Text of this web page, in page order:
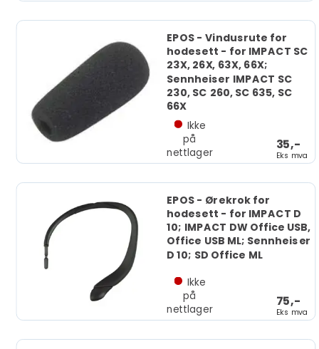
EPOS - Vindusrute for
hodesett - for IMPACT SC
23X, 26X, 63X, 66X;
Sennheiser IMPACT SC
230, SC 260, SC 635, SC
66X
35,-
Eks mva
Ikke
på
nettlager
EPOS - Ørekrok for
hodesett - for IMPACT D
10; IMPACT DW Office USB,
Office USB ML; Sennheiser
D 10; SD Office ML
75,-
Eks mva
Ikke
på
nettlager